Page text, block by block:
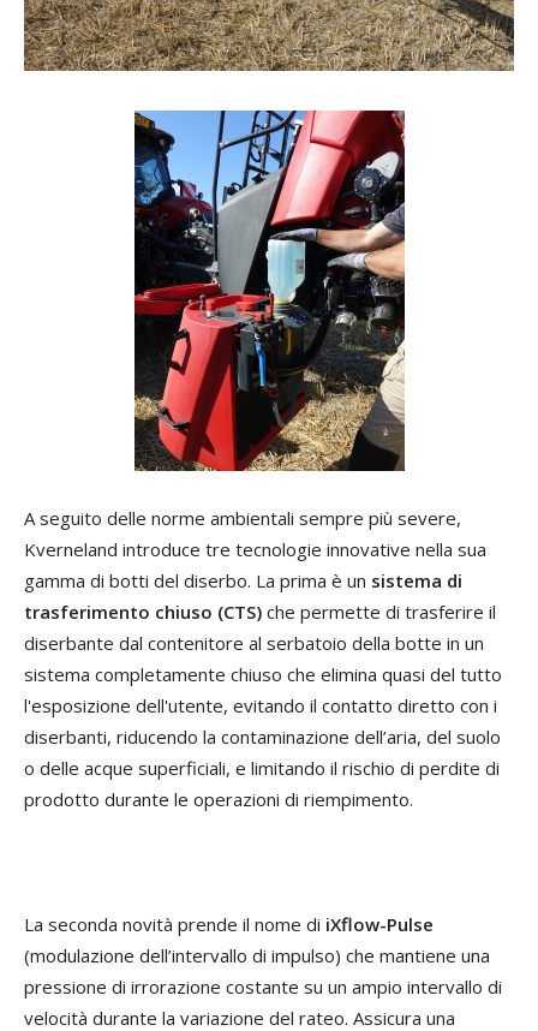
A seguito delle norme ambientali sempre più severe,
Kverneland introduce tre tecnologie innovative nella sua
gamma di botti del diserbo. La prima è un sistema di
trasferimento chiuso (CTS) che permette di trasferire il
diserbante dal contenitore al serbatoio della botte in un
sistema completamente chiuso che elimina quasi del tutto
l'esposizione dell'utente, evitando il contatto diretto con i
diserbanti, riducendo la contaminazione dell’aria, del suolo
o delle acque superficiali, e limitando il rischio di perdite di
prodotto durante le operazioni di riempimento.
La seconda novità prende il nome di iXflow-Pulse
(modulazione dell’intervallo di impulso) che mantiene una
pressione di irrorazione costante su un ampio intervallo di
velocità durante la variazione del rateo. Assicura una